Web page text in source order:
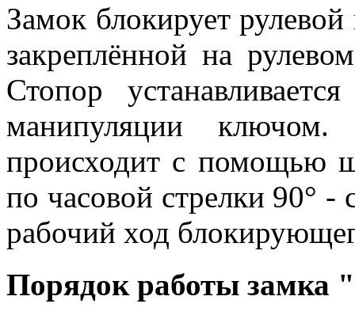
Замок блокирует
закреплённой на
Стопор
манипуляции
происходит с помощью
по часовой стрелки 90° -
рабочий ход
Порядок работы замка